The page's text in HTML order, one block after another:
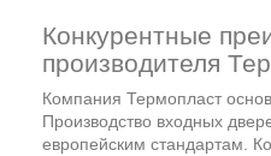
Конкурентные
производителя
Компания Термопласт
Производство входных
европейским стандартам.